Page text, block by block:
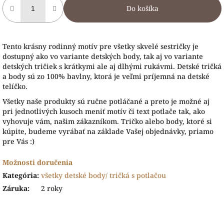
Do košíka
Tento krásny rodinný motív pre všetky skvelé sestričky je
dostupný ako vo variante detských body, tak aj vo variante
detských tričiek s krátkymi ale aj dlhými rukávmi. Detské tričká
a body sú zo 100% bavlny, ktorá je veľmi príjemná na detské
telíčko.
Všetky naše produkty sú ručne potláčané a preto je možné aj
pri jednotlivých kusoch meniť motív či text potlače tak, ako
vyhovuje vám, našim zákazníkom. Tričko alebo body, ktoré si
kúpite, budeme vyrábať na základe Vašej objednávky, priamo
pre Vás :)
Možnosti doručenia
Kategória: všetky detské body/ tričká s potlačou
Záruka: 2 roky